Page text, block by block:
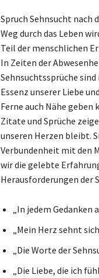
Spruch Sehnsucht nach
Weg durch das Leben
Teil der menschlichen
In Zeiten der
Sehnsuchtssprüche
Essenz unserer Liebe
Ferne auch Nähe geben
Zitate und Sprüche
unseren Herzen bleibt.
Verbundenheit mit den
wir die gelebte
Herausforderungen der
„In jedem Gedanken
„Mein Herz sehnt
„Die Worte der
„Die Liebe, die ich